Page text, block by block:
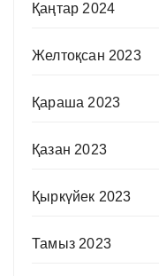
Қаңтар 2024
Желтоқсан 2023
Қараша 2023
Қазан 2023
Қыркүйек 2023
Тамыз 2023